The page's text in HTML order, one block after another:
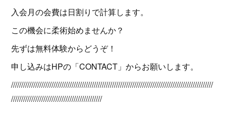
入会月の会費は日割りで計算します。
この機会に柔術始めませんか？
先ずは無料体験からどうぞ！
申し込みはHPの「CONTACT」からお願いします。
////////////////////////////////////////////////////////////////////////////////////////////////////
/////////////////////////////////////////////